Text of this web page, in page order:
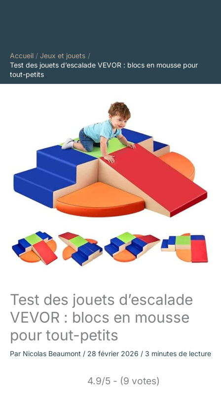
Accueil
Jeux et jouets
Test des jouets d’escalade VEVOR : blocs en mousse pour
tout-petits
Test des jouets d’escalade
VEVOR : blocs en mousse
pour tout-petits
Par Nicolas Beaumont / 28 février 2026 / 3 minutes de lecture
4.9/5 - (9 votes)